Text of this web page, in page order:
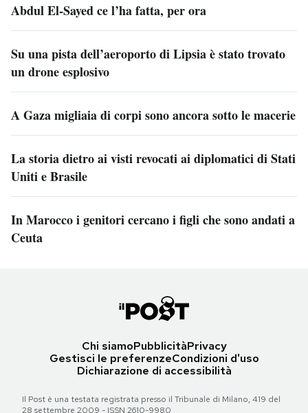
Abdul El-Sayed ce l’ha fatta, per ora
Su una pista dell’aeroporto di Lipsia è stato trovato
un drone esplosivo
A Gaza migliaia di corpi sono ancora sotto le macerie
La storia dietro ai visti revocati ai diplomatici di Stati
Uniti e Brasile
In Marocco i genitori cercano i figli che sono andati a
Ceuta
Chi siamoPubblicitàPrivacy
Gestisci le preferenzeCondizioni d'uso
Dichiarazione di accessibilità
Il Post è una testata registrata presso il Tribunale di Milano, 419 del
28 settembre 2009 - ISSN 2610-9980